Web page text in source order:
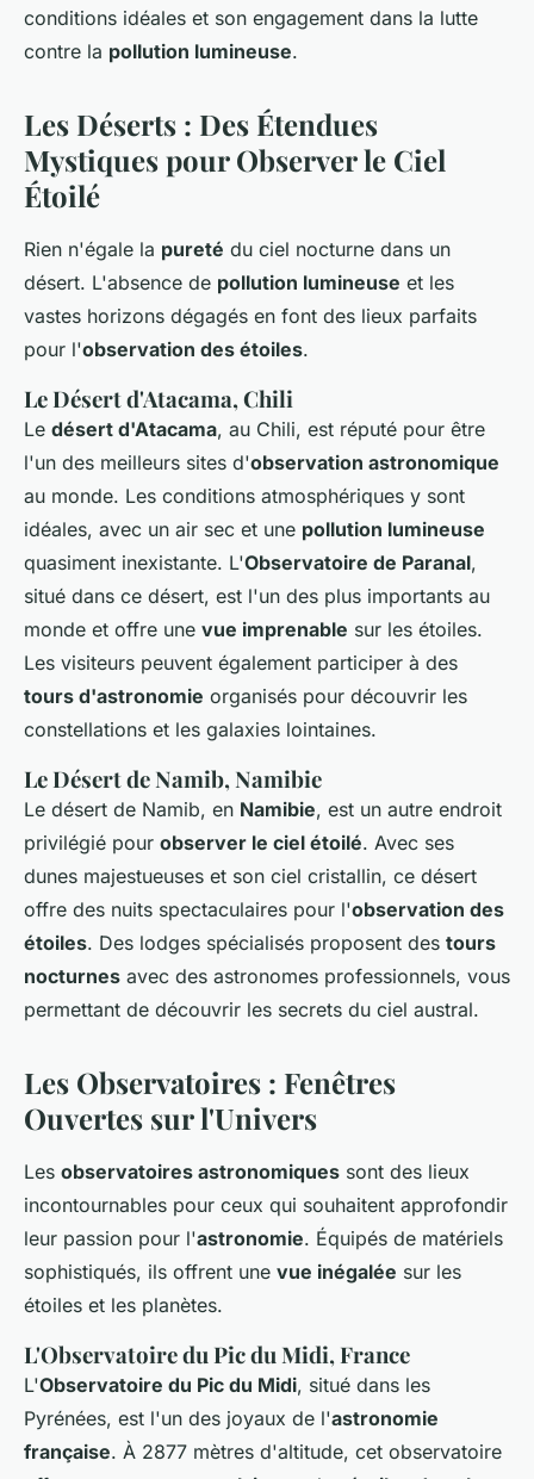
conditions idéales et son engagement dans la lutte
contre la pollution lumineuse.
Les Déserts : Des Étendues
Mystiques pour Observer le Ciel
Étoilé
Rien n'égale la pureté du ciel nocturne dans un
désert. L'absence de pollution lumineuse et les
vastes horizons dégagés en font des lieux parfaits
pour l'observation des étoiles.
Le Désert d'Atacama, Chili
Le désert d'Atacama, au Chili, est réputé pour être
l'un des meilleurs sites d'observation astronomique
au monde. Les conditions atmosphériques y sont
idéales, avec un air sec et une pollution lumineuse
quasiment inexistante. L'Observatoire de Paranal,
situé dans ce désert, est l'un des plus importants au
monde et offre une vue imprenable sur les étoiles.
Les visiteurs peuvent également participer à des
tours d'astronomie organisés pour découvrir les
constellations et les galaxies lointaines.
Le Désert de Namib, Namibie
Le désert de Namib, en Namibie, est un autre endroit
privilégié pour observer le ciel étoilé. Avec ses
dunes majestueuses et son ciel cristallin, ce désert
offre des nuits spectaculaires pour l'observation des
étoiles. Des lodges spécialisés proposent des tours
nocturnes avec des astronomes professionnels, vous
permettant de découvrir les secrets du ciel austral.
Les Observatoires : Fenêtres
Ouvertes sur l'Univers
Les observatoires astronomiques sont des lieux
incontournables pour ceux qui souhaitent approfondir
leur passion pour l'astronomie. Équipés de matériels
sophistiqués, ils offrent une vue inégalée sur les
étoiles et les planètes.
L'Observatoire du Pic du Midi, France
L'Observatoire du Pic du Midi, situé dans les
Pyrénées, est l'un des joyaux de l'astronomie
française. À 2877 mètres d'altitude, cet observatoire